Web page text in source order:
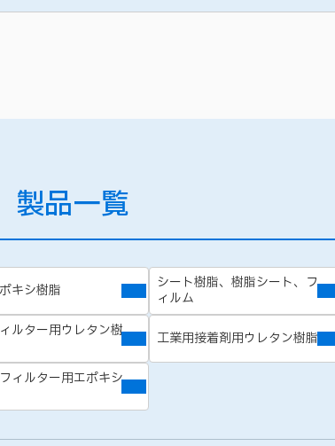
製品一覧
キシ樹脂
シート樹脂、樹脂シート、フ
ィルム
ルター用ウレタン樹
工業用接着剤用ウレタン樹脂
ィルター用エポキシ